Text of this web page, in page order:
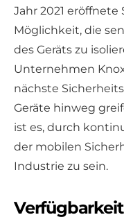
Jahr 2021
Möglichkeit, die
des Geräts zu
Unternehmen
nächste
Geräte hinweg
ist es, durch
der mobilen
Industrie zu sein.
Verfügbarkeit